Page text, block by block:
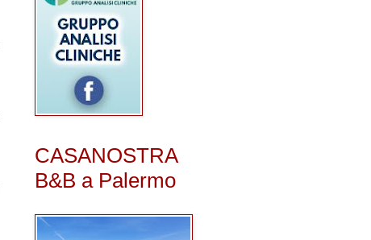
CASANOSTRA
B&B a Palermo